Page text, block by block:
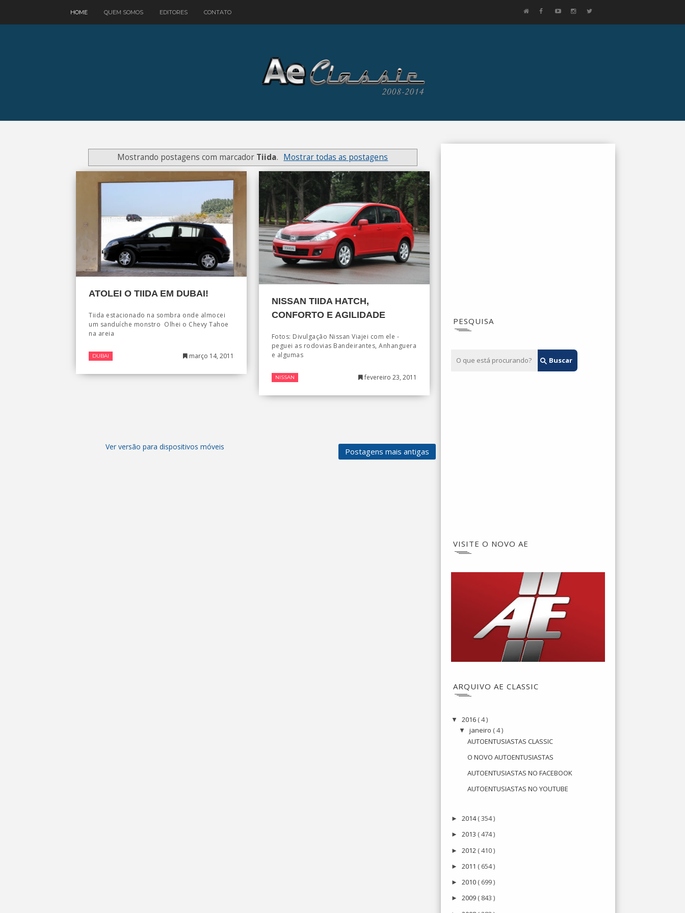
HOME QUEM SOMOS EDITORES CONTATO
Mostrando postagens com marcador Tiida. Mostrar todas as postagens
ATOLEI O TIIDA EM DUBAI!
Tiida estacionado na sombra onde almocei
um sanduíche monstro Olhei o Chevy Tahoe
na areia
DUBAI março 14, 2011
NISSAN TIIDA HATCH,
CONFORTO E AGILIDADE
Fotos: Divulgação Nissan Viajei com ele -
peguei as rodovias Bandeirantes, Anhanguera
e algumas
NISSAN fevereiro 23, 2011
Postagens mais antigas
Ver versão para dispositivos móveis
PESQUISA
VISITE O NOVO AE
ARQUIVO AE CLASSIC
▼ 2016 ( 4 )
▼janeiro ( 4 )
AUTOENTUSIASTAS CLASSIC
O NOVO AUTOENTUSIASTAS
AUTOENTUSIASTAS NO FACEBOOK
AUTOENTUSIASTAS NO YOUTUBE
► 2014( 354 )
► 2013 ( 474 )
► 2012 ( 410 )
► 2011 ( 654 )
► 2010 ( 699 )
► 2009 ( 843 )